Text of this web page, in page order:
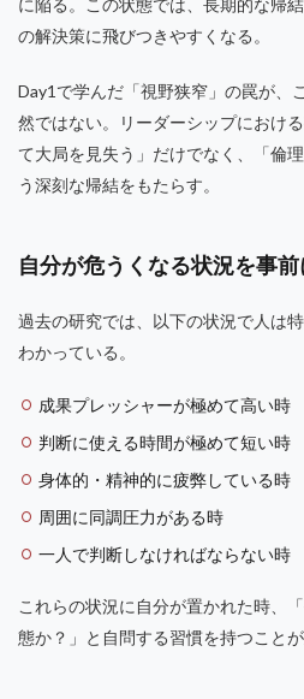
の解決策に飛びつきやすくなる。
Day1で学んだ「視野狭窄」の罠が、
然ではない。リーダーシップにおけ
て大局を見失う」だけでなく、「倫
う深刻な帰結をもたらす。
自分が危うくなる状況を事
過去の研究では、以下の状況で人は
わかっている。
成果プレッシャーが極めて高い時
判断に使える時間が極めて短い時
身体的・精神的に疲弊している時
周囲に同調圧力がある時
一人で判断しなければならない時
これらの状況に自分が置かれた時、
態か？」と自問する習慣を持つことが